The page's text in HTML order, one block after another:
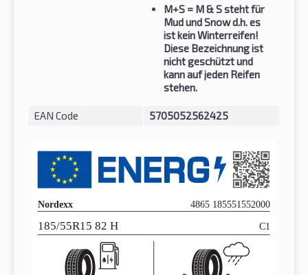
M+S = M & S steht für
Mud und Snow d.h. es
ist kein Winterreifen!
Diese Bezeichnung ist
nicht geschützt und
kann auf jeden Reifen
stehen.
EAN Code 5705052562425